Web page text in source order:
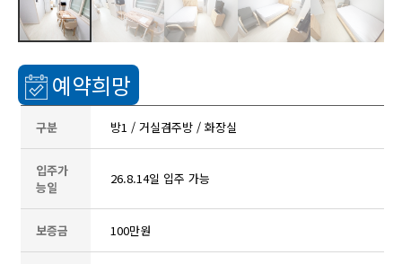
예약희망
구분 방1 / 거실겸주방 / 화장실
입주가
능일
26.8.14일 입주 가능
보증금 100만원